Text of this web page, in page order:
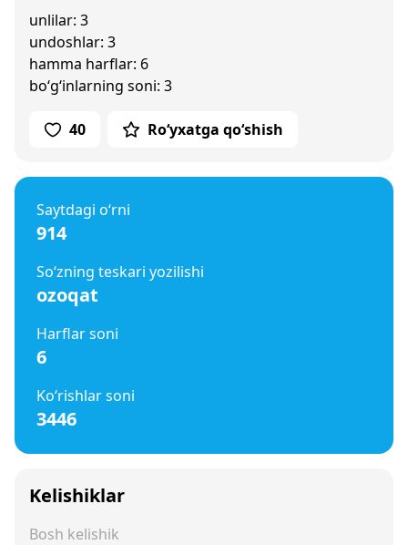
unlilar: 3
undoshlar: 3
hamma harflar: 6
bo‘g‘inlarning soni: 3
40 Ro‘yxatga qo‘shish
Saytdagi o‘rni
914
So‘zning teskari yozilishi
ozoqat
Harflar soni
6
Ko‘rishlar soni
3446
Kelishiklar
Bosh kelishik